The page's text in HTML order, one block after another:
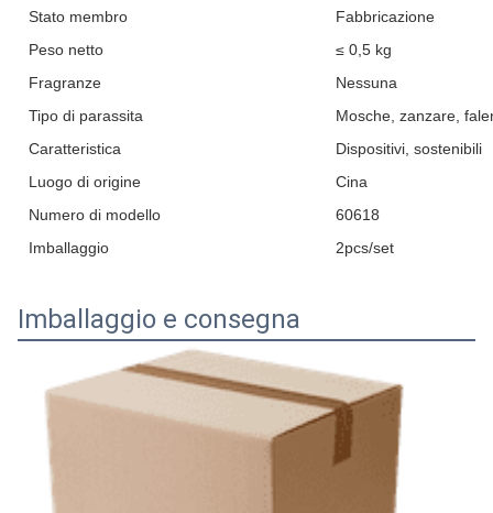
Stato membro
Fabbricazione
Peso netto
≤ 0,5 kg
Fragranze
Nessuna
Tipo di parassita
Mosche, zanzare,
Caratteristica
Dispositivi, sostenibili
Luogo di origine
Cina
Numero di modello
60618
Imballaggio
2pcs/set
Imballaggio e consegna